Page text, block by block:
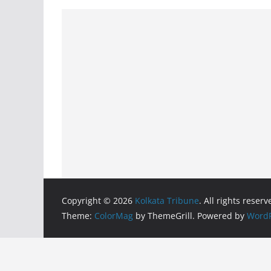
Copyright © 2026 Kolkata Tribune. All rights
Theme: ColorMag by ThemeGrill. Powered by